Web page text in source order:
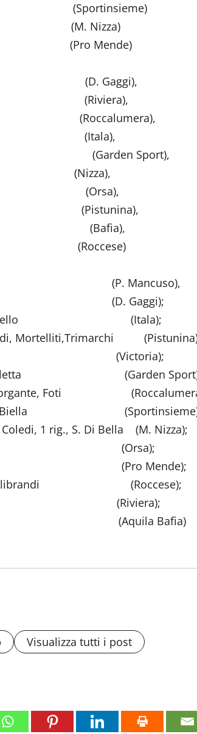
Nizza)
Mende)
(D. Gaggi),
(Riviera),
1 rig. (Itala),
(Garden Sport),
(Orsa),
(Pistunina),
Torre (Bafia),
(P. Mancuso),
(D. Gaggi);
Tomasello (Itala);
Mortelliti,Trimarchi
(Victoria);
Galletta (Garden
Morgante, Foti
Bella, Biella
1 rig., S. Di Bella (M. Nizza);
(Orsa);
Lipari (Pro Mende);
Alibrandi (Roccese);
(Riviera);
1 rig. (Aquila Bafia)
Visualizza tutti i post